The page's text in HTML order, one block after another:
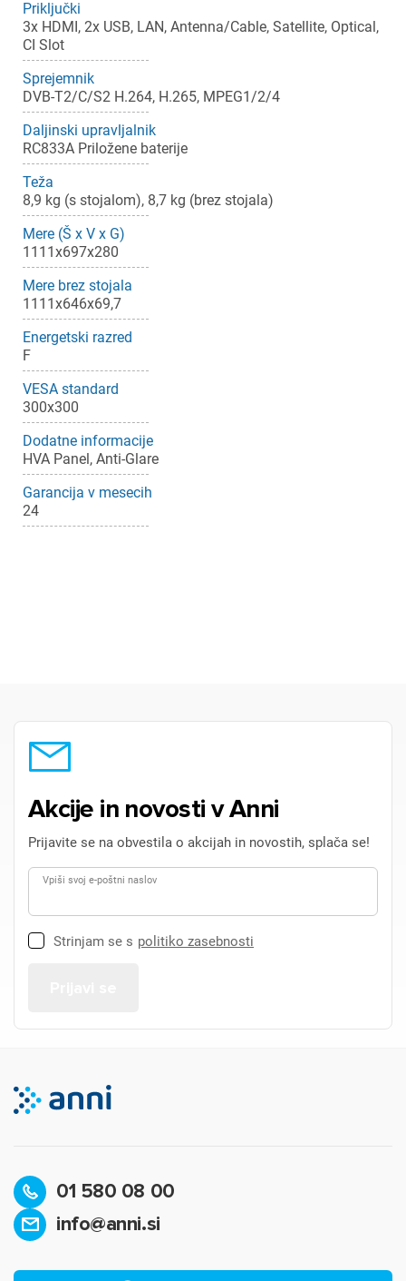
Priključki
3x HDMI, 2x USB, LAN, Antenna/Cable, Satellite, Optical,
CI Slot
Sprejemnik
DVB-T2/C/S2 H.264, H.265, MPEG1/2/4
Daljinski upravljalnik
RC833A Priložene baterije
Teža
8,9 kg (s stojalom), 8,7 kg (brez stojala)
Mere (Š x V x G)
1111x697x280
Mere brez stojala
1111x646x69,7
Energetski razred
F
VESA standard
300x300
Dodatne informacije
HVA Panel, Anti-Glare
Garancija v mesecih
24
Akcije in novosti v Anni
Prijavite se na obvestila o akcijah in novostih, splača se!
Vpiši svoj e-poštni naslov
Strinjam se s politiko zasebnosti
01 580 08 00
info@anni.si
Prijava
Za dodajanje na seznam želja morate biti prijavljeni.
Prekliči